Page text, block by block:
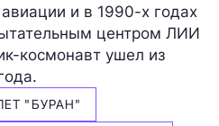
и в 1990-х годах
центром ЛИИ
космонавт ушел из
"БУРАН"